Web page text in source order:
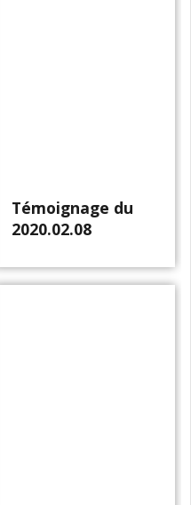
Témoignage du
2020.02.08